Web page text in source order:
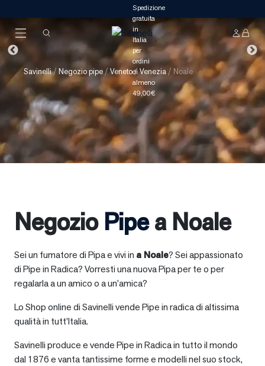
Savinelli/ Negozio pipe/Veneto/Venezia / Noale
Negozio Pipea Noale
Sei un fumatore di Pipa e vivi in a Noale? Sei appassionato
di Pipe in Radica? Vorresti una nuova Pipa per te o per
regalarla a un amico o a un’amica?
Lo Shop online di Savinelli vende Pipe in radica di altissima
qualità in tutt’Italia.
Savinelli produce e vende Pipe in Radica in tutto il mondo
dal 1876 e vanta tantissime forme e modelli nel suo stock,